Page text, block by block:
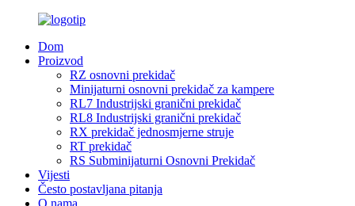
Dom
Proizvod
RZ osnovni prekidač
Minijaturni osnovni prekidač za kampere
RL7 Industrijski granični prekidač
RL8 Industrijski granični prekidač
RX prekidač jednosmjerne struje
RT prekidač
RS Subminijaturni Osnovni Prekidač
Vijesti
Često postavljana pitanja
O nama